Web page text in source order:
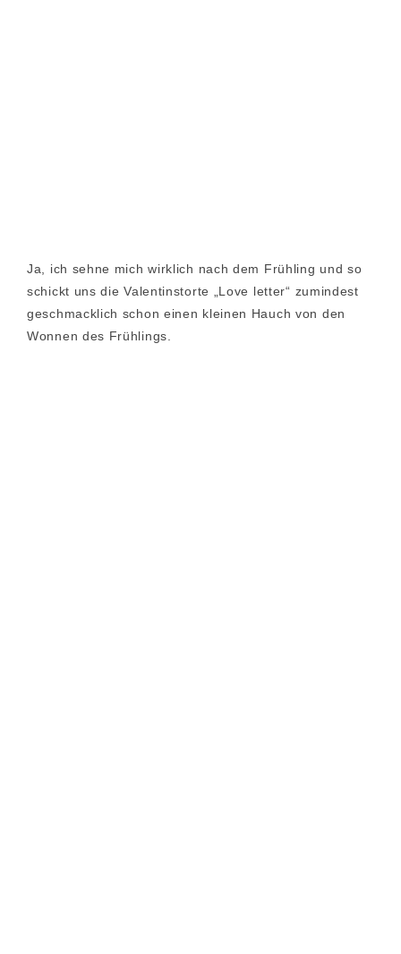
Ja, ich sehne mich wirklich nach dem Frühling und so
schickt uns die Valentinstorte „Love letter“ zumindest
geschmacklich schon einen kleinen Hauch von den
Wonnen des Frühlings.